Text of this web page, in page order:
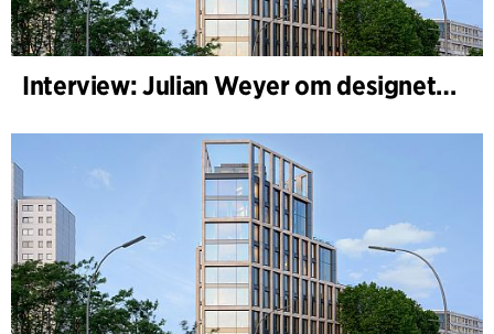
Interview: Julian Weyer om designet af B-One